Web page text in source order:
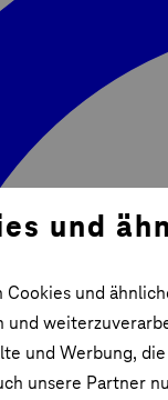
und
Cookies und
und
und Werbung,
unsere Partner